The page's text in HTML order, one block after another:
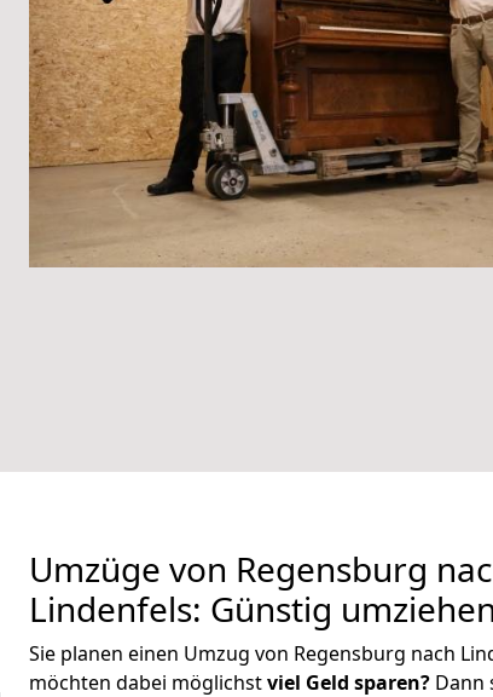
Umzüge von Regensburg
Lindenfels: Günstig umziehen
Sie planen einen Umzug von Regensburg nach
möchten dabei möglichstviel Geld sparen? Dann